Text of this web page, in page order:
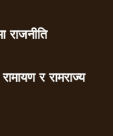
राजनीति
र रामराज्य